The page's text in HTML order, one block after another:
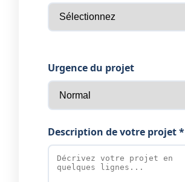
Urgence du projet
Description de votre projet *